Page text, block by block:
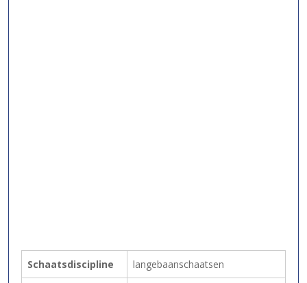
Schaatsdiscipline langebaanschaatsen